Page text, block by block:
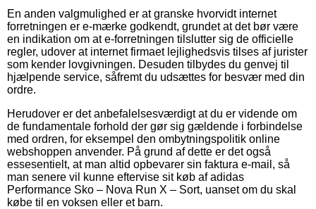
En anden valgmulighed er at granske hvorvidt internet
forretningen er e-mærke godkendt, grundet at det bør være
en indikation om at e-forretningen tilslutter sig de officielle
regler, udover at internet firmaet lejlighedsvis tilses af jurister
som kender lovgivningen. Desuden tilbydes du genvej til
hjælpende service, såfremt du udsættes for besvær med din
ordre.
Herudover er det anbefalelsesværdigt at du er vidende om
de fundamentale forhold der gør sig gældende i forbindelse
med ordren, for eksempel den ombytningspolitik online
webshoppen anvender. På grund af dette er det også
essesentielt, at man altid opbevarer sin faktura e-mail, så
man senere vil kunne eftervise sit køb af adidas
Performance Sko – Nova Run X – Sort, uanset om du skal
købe til en voksen eller et barn.